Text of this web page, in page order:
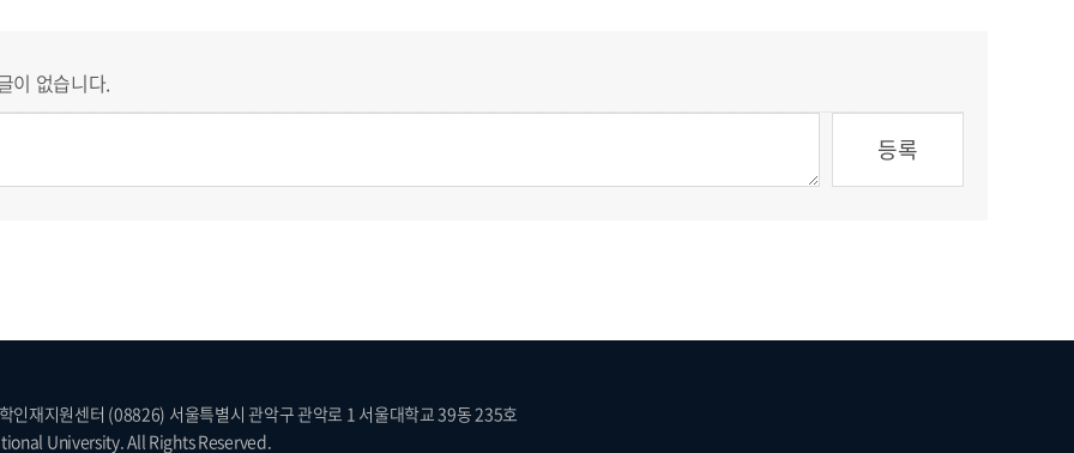
이 없습니다.
인재지원센터 (08826) 서울특별시 관악구 관악로 1 서울대학교 39동 235호
University. All Rights Reserved.